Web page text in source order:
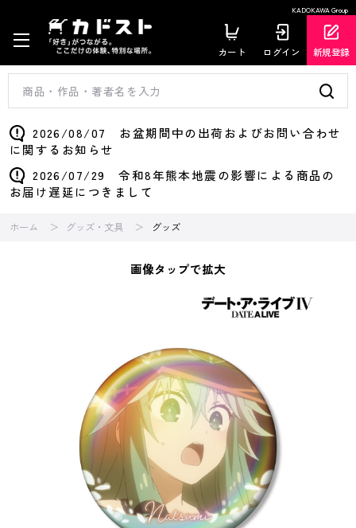
KADOKAWA Group
カート ログイン 新規登録
2026/08/07 お盆期間中の出荷およびお問い合わせ
に関するお知らせ
2026/07/29 令和8年熊本地震の影響による商品の
お届け遅延につきまして
ホーム グッズ・文具 グッズ
画像タップで拡大